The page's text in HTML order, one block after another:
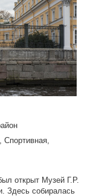
Спортивная,
открыт Музей Г.Р.
Здесь собиралась